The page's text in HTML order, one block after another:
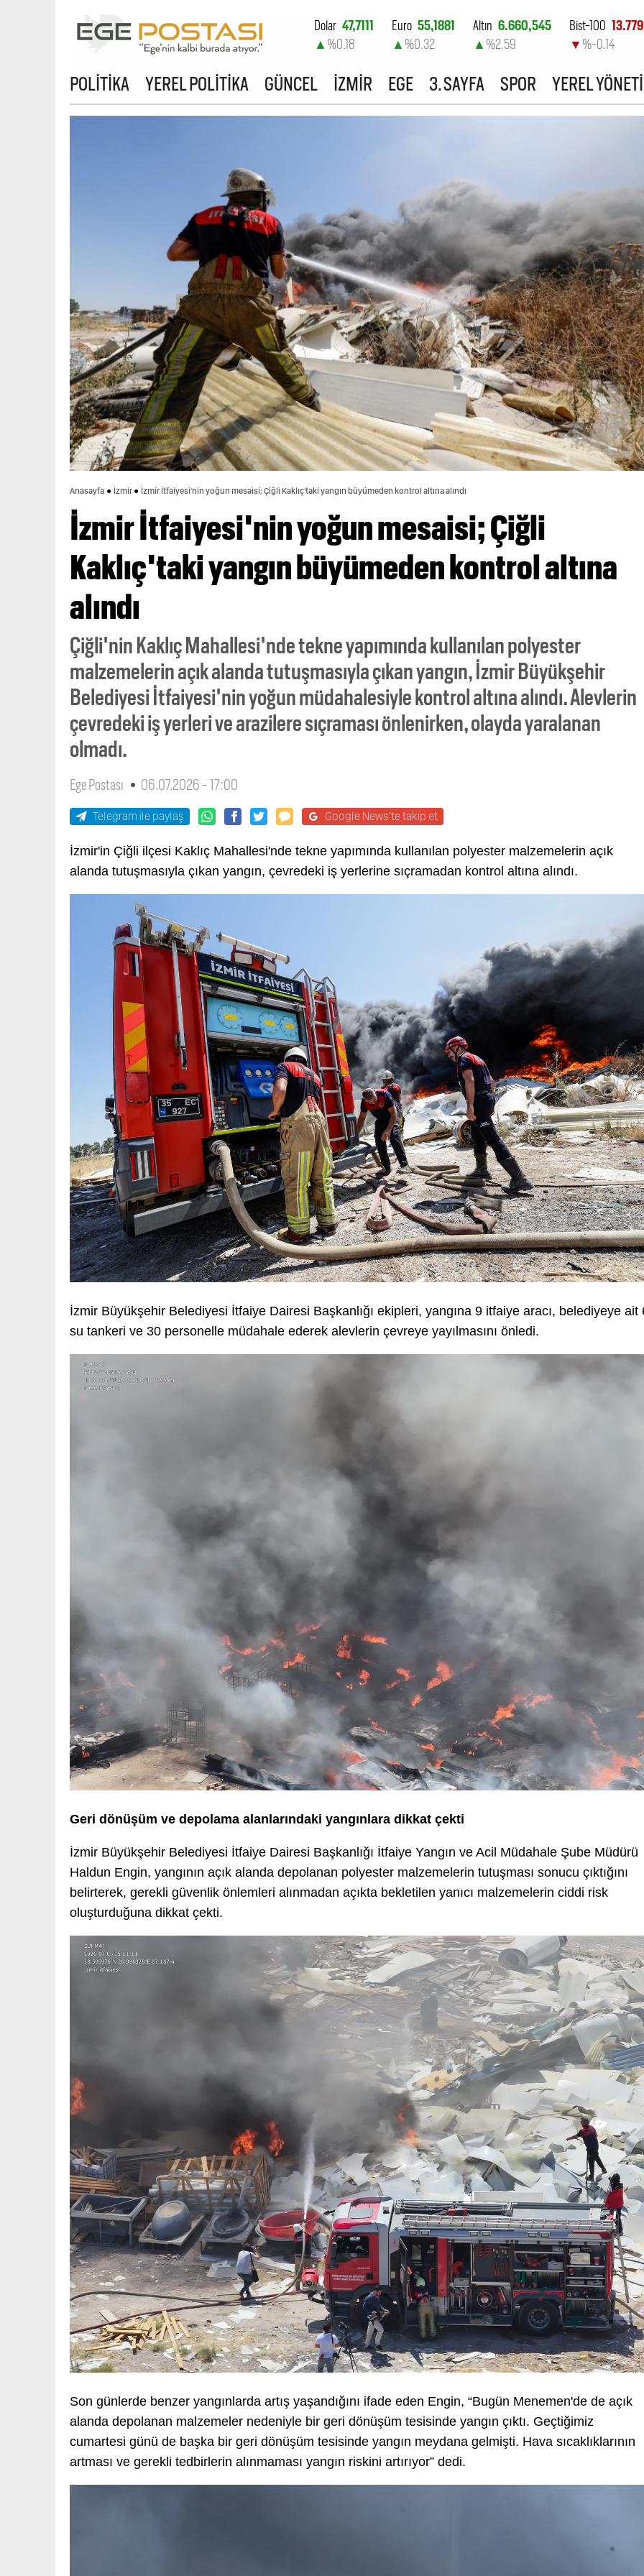
Dolar 47,7111
▲ %0.18
Euro 55,1881
▲ %0.32
Altın 6.660,545
▲ %2.59
Bist-100
▼ %-0.14
POLİTİKA YEREL POLİTİKA GÜNCEL İZMİR EGE 3. SAYFA SPOR YEREL
Anasayfa İzmir İzmir İtfaiyesi'nin yoğun mesaisi; Çiğli Kaklıç'taki yangın büyümeden kontrol altına alındı
İzmir İtfaiyesi'nin yoğun mesaisi; Çiğli
Kaklıç'taki yangın büyümeden kontrol altına
alındı
Çiğli'nin Kaklıç Mahallesi'nde tekne yapımında kullanılan polyester
malzemelerin açık alanda tutuşmasıyla çıkan yangın, İzmir Büyükşehir
Belediyesi İtfaiyesi'nin yoğun müdahalesiyle kontrol altına alındı. Alevlerin
çevredeki iş yerleri ve arazilere sıçraması önlenirken, olayda yaralanan
olmadı.
Ege Postası 06.07.2026 - 17:00
Telegram ile paylaş Google News'te takip et
İzmir'in Çiğli ilçesi Kaklıç Mahallesi'nde tekne yapımında kullanılan polyester malzemelerin açık
alanda tutuşmasıyla çıkan yangın, çevredeki iş yerlerine sıçramadan kontrol altına alındı.
İzmir Büyükşehir Belediyesi İtfaiye Dairesi Başkanlığı ekipleri, yangına 9 itfaiye aracı, belediyeye ait
su tankeri ve 30 personelle müdahale ederek alevlerin çevreye yayılmasını önledi.
Geri dönüşüm ve depolama alanlarındaki yangınlara dikkat çekti
İzmir Büyükşehir Belediyesi İtfaiye Dairesi Başkanlığı İtfaiye Yangın ve Acil Müdahale Şube Müdürü
Haldun Engin, yangının açık alanda depolanan polyester malzemelerin tutuşması sonucu çıktığını
belirterek, gerekli güvenlik önlemleri alınmadan açıkta bekletilen yanıcı malzemelerin ciddi risk
oluşturduğuna dikkat çekti.
Son günlerde benzer yangınlarda artış yaşandığını ifade eden Engin, “Bugün Menemen'de de açık
alanda depolanan malzemeler nedeniyle bir geri dönüşüm tesisinde yangın çıktı. Geçtiğimiz
cumartesi günü de başka bir geri dönüşüm tesisinde yangın meydana gelmişti. Hava sıcaklıklarının
artması ve gerekli tedbirlerin alınmaması yangın riskini artırıyor” dedi.